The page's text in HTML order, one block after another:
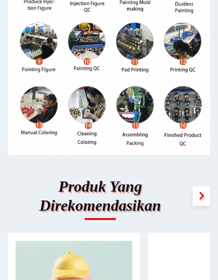
Produk Yang
Direkomendasikan